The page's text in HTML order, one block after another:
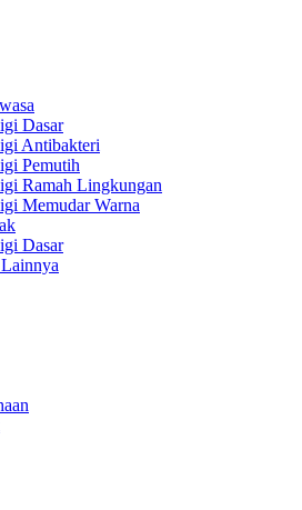
Dasar
Antibakteri
Pemutih
Ramah Lingkungan
Memudar Warna
Dasar